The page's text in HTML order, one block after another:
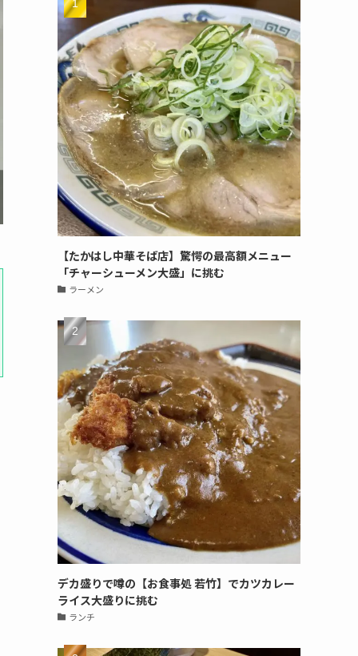
【たかはし中華そば店】驚愕の最高額メニュー
「チャーシューメン大盛」に挑む
ラーメン
デカ盛りで噂の【お食事処 若竹】でカツカレー
ライス大盛りに挑む
ランチ